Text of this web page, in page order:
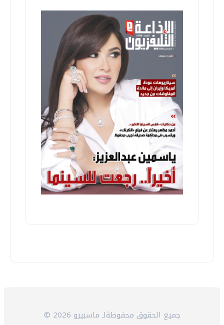
© 2026 جميع الحقوق محفوظةلـ ماسبيرو